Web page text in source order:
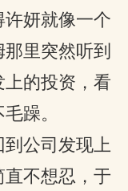
妍就像一个
里突然听到
的投资，看
躁。
公司发现上
不想忍，于